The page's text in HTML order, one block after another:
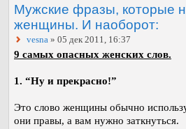
Мужские фразы, которые
женщины. И наоборот:
vesna » 05 дек 2011, 16:37
9 самых опасных женских слов.
1. “Ну и прекрасно!”
Это слово женщины обычно
они правы, а вам нужно заткнуться.